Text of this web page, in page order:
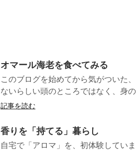
オマール海老を食べてみる
このブログを始めてから気がついた
ないらしい頭のところではなく、身
記事を読む
香りを「持てる」暮らし
自宅で「アロマ」を、初体験してい